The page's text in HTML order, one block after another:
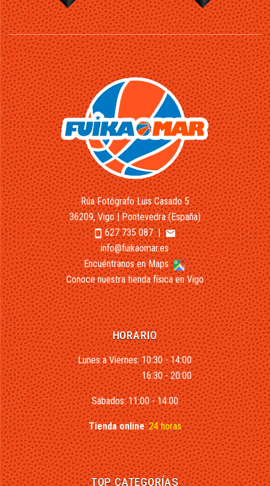
Rúa Fotógrafo Luis Casado 5
36209, Vigo | Pontevedra (España)
smartphone627 735 087|email
info@fuikaomar.es
Encuéntranos en Maps
Conoce nuestra tienda física en Vigo
HORARIO
Lunes a Viernes: 10:30 - 14:00
16:30 - 20:00
Sábados: 11:00 - 14:00
Tienda online:24 horas
TOP CATEGORÍAS